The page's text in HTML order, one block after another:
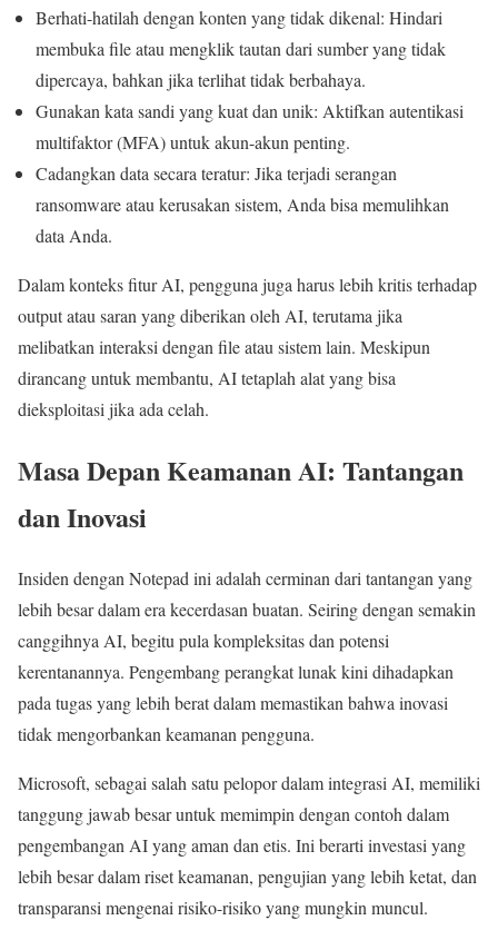
Berhati-hatilah dengan konten yang tidak dikenal: Hindari
membuka file atau mengklik tautan dari sumber yang tidak
dipercaya, bahkan jika terlihat tidak berbahaya.
Gunakan kata sandi yang kuat dan unik: Aktifkan autentikasi
multifaktor (MFA) untuk akun-akun penting.
Cadangkan data secara teratur: Jika terjadi serangan
ransomware atau kerusakan sistem, Anda bisa memulihkan
data Anda.
Dalam konteks fitur AI, pengguna juga harus lebih kritis terhadap
output atau saran yang diberikan oleh AI, terutama jika
melibatkan interaksi dengan file atau sistem lain. Meskipun
dirancang untuk membantu, AI tetaplah alat yang bisa
dieksploitasi jika ada celah.
Masa Depan Keamanan AI: Tantangan
dan Inovasi
Insiden dengan Notepad ini adalah cerminan dari tantangan yang
lebih besar dalam era kecerdasan buatan. Seiring dengan semakin
canggihnya AI, begitu pula kompleksitas dan potensi
kerentanannya. Pengembang perangkat lunak kini dihadapkan
pada tugas yang lebih berat dalam memastikan bahwa inovasi
tidak mengorbankan keamanan pengguna.
Microsoft, sebagai salah satu pelopor dalam integrasi AI, memiliki
tanggung jawab besar untuk memimpin dengan contoh dalam
pengembangan AI yang aman dan etis. Ini berarti investasi yang
lebih besar dalam riset keamanan, pengujian yang lebih ketat, dan
transparansi mengenai risiko-risiko yang mungkin muncul.